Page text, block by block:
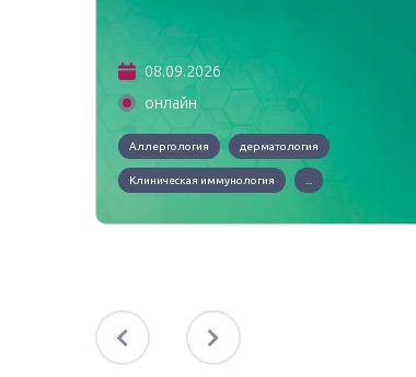
08.09.2026
онлайн
Аллергология дерматология
Клиническая иммунология ...